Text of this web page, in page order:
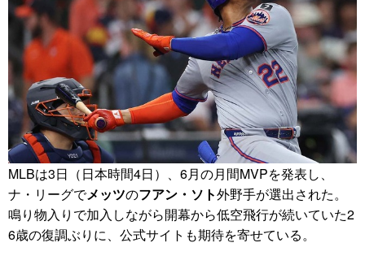
MLBは3日（日本時間4日）、6月の月間MVPを発表し、
ナ・リーグでメッツのフアン・ソト外野手が選出された。
鳴り物入りで加入しながら開幕から低空飛行が続いていた2
6歳の復調ぶりに、公式サイトも期待を寄せている。